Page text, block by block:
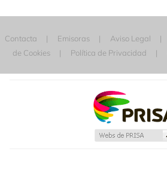
Contacta Emisoras Aviso Legal
de Cookies
Política de Privacidad